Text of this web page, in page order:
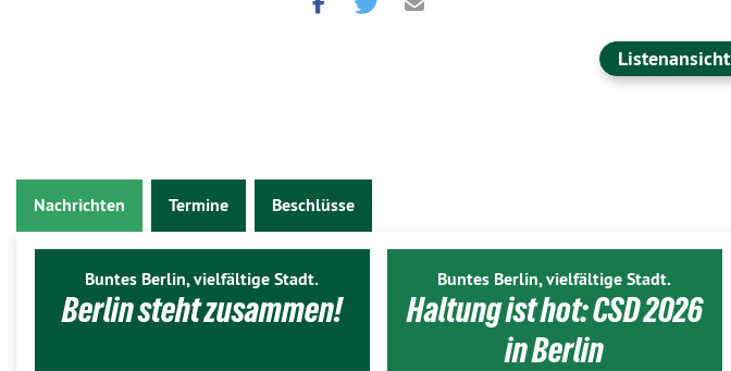
Listenansicht
Nachrichten Termine Beschlüsse
Buntes Berlin, vielfältige Stadt.
Berlin steht zusammen!
Buntes Berlin, vielfältige Stadt.
Haltung ist hot: CSD 2026
in Berlin